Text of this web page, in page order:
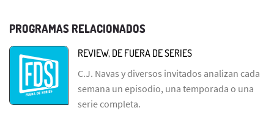
PROGRAMAS RELACIONADOS
REVIEW, DE FUERA DE SERIES
C.J. Navas y diversos invitados analizan cada
semana un episodio, una temporada o una
serie completa.